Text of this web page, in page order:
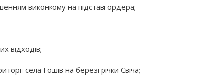
виконкому на підставі ордера;
відходів;
села Гошів на березі річки Свіча;